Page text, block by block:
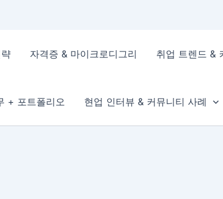
자격증 & 마이크로디그리 취업 트렌드 &
+ 포트폴리오 현업 인터뷰 & 커뮤니티 사례